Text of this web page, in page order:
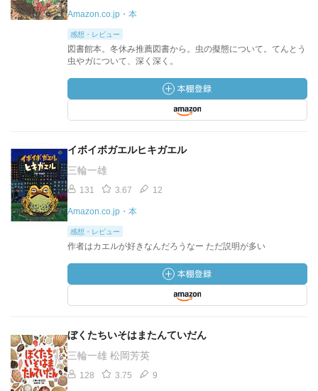
Amazon.co.jp・本
感想・レビュー
図書館本。冬休み推薦図書から。虫の擬態について。てんとう
虫やガについて、深く深く。
イボイボガエルヒキガエル
三輪一雄
131 3.67 12
Amazon.co.jp・本
感想・レビュー
作者はカエルが好きなんだろうなー ただ説明が多い
ぼくたちいそはまたんていだん
三輪一雄 松岡芳英
128 3.75 9